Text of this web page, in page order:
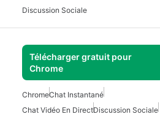
Discussion Sociale
Télécharger gratuit pour
Chrome
ChromeChat Instantané
Chat Vidéo En DirectDiscussion Sociale